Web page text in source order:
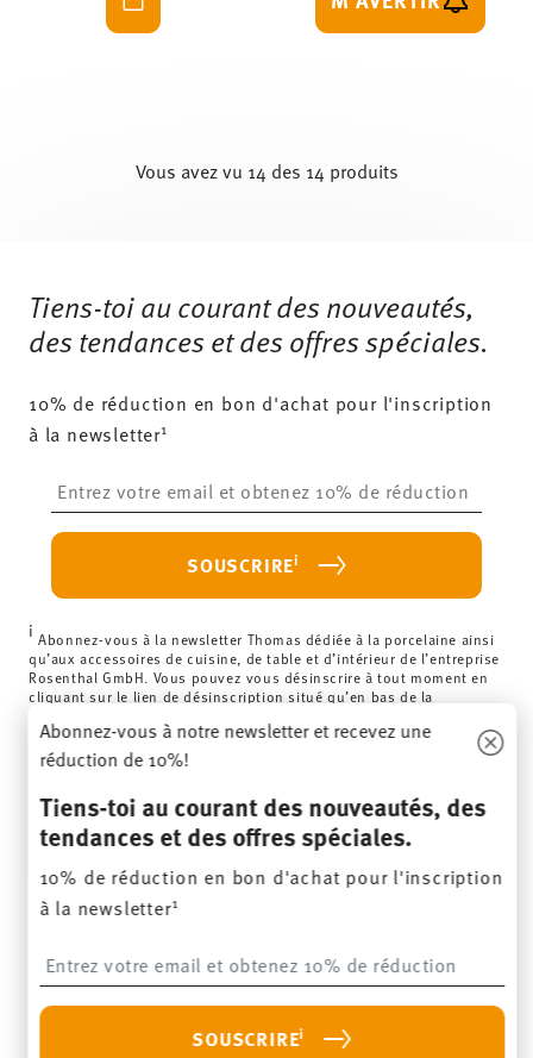
Vous avez vu 14 des 14 produits
Tiens-toi au courant des nouveautés,
des tendances et des offres spéciales.
10% de réduction en bon d'achat pour l'inscription
à la newsletter1
SOUSCRIREi
i Abonnez-vous à la newsletter Thomas dédiée à la porcelaine ainsi
qu’aux accessoires de cuisine, de table et d’intérieur de l’entreprise
Rosenthal GmbH. Vous pouvez vous désinscrire à tout moment en
cliquant sur le lien de désinscription situé qu’en bas de la
inscrire. Pour en savoir plus:Protection des données .
LÉGAL ET CONFIDENTIALITÉ
Abonnez-vous à notre newsletter et recevez une
réduction de 10%!
Tiens-toi au courant des nouveautés, des
tendances et des offres spéciales.
10% de réduction en bon d'achat pour l'inscription
à la newsletter1
SOUSCRIREi